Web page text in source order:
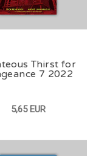
Thirst for
7 2022
5,65 EUR